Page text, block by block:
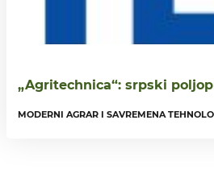
„Agritechnica“: srpski
MODERNI AGRAR I SAVREMENA